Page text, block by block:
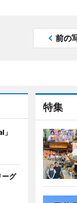
前の
特集
」
グ